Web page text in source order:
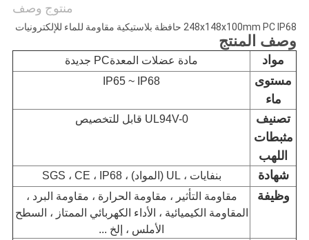
منتوج وصف
248x148x100mm PC IP68 حافظة بلاستيكية مقاومة للماء للإلكترونيات
وصف المنتج
مواد مادة عضلات المعدةPC جديدة
مستوى
ماء
IP65 ~ IP68
تصنيف
مثبطات
اللهب
UL94V-0 قابل للتخصيص
شهادة بنفايات ، UL (المواد) ، SGS ، CE ، IP68
وظيفة
مقاومة التأثير ، مقاومة الحرارة ، مقاومة البرد ،
المقاومة الكيميائية ، الأداء الكهربائي الممتاز ، السطح
الأملس ، إلخ ...